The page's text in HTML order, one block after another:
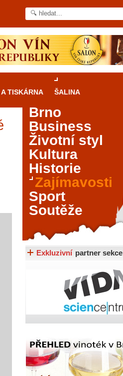
TISKÁRNA ŠALINA
Brno
Business
Životní styl
Kultura
Historie
Zajímavosti
Sport
Soutěže
Exkluzivní partner sekce